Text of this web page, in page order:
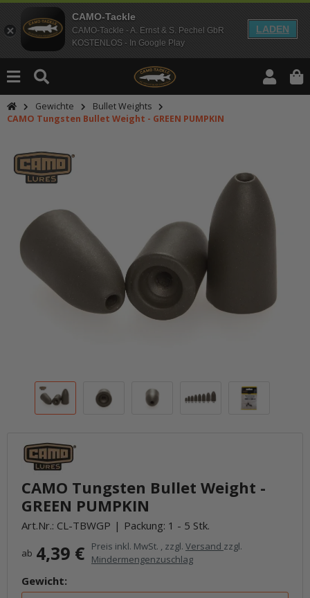
CAMO-Tackle
CAMO-Tackle - A. Ernst & S. Pechel GbR
KOSTENLOS - In Google Play
LADEN
Gewichte
Bullet Weights
CAMO Tungsten Bullet Weight - GREEN PUMPKIN
CAMO Tungsten Bullet Weight -
GREEN PUMPKIN
Art.Nr.: CL-TBWGP Packung: 1 - 5 Stk.
ab 4,39 € Preis inkl. MwSt. , zzgl. Versand zzgl.
Mindermengenzuschlag
Gewicht: